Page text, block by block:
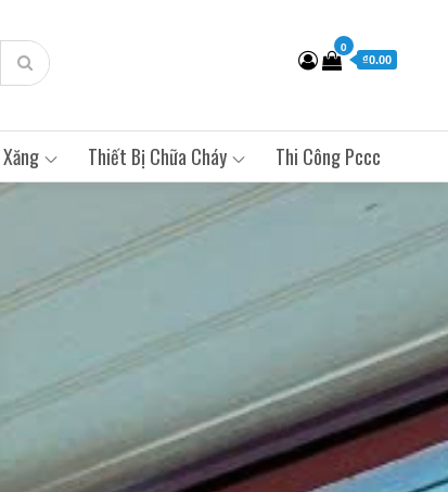
0
₫0.00
Thiết Bị Chữa Cháy Thi Công Pccc